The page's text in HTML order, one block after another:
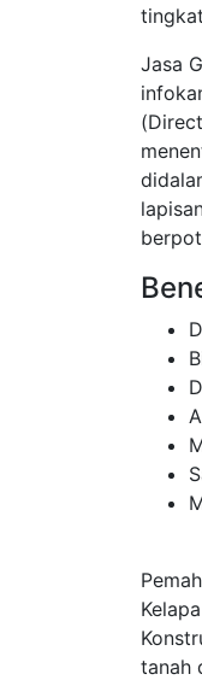
Jasa
tanah